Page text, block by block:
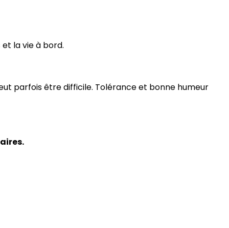
la vie à bord.
parfois être difficile. Tolérance et bonne humeur